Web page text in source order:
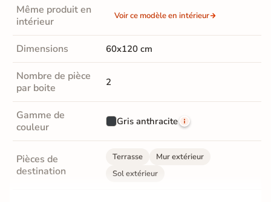
Même produit en
intérieur
Voir ce modèle en intérieur
Dimensions 60x120 cm
Nombre de pièce
par boite
2
Gamme de
couleur
Gris anthracite
Pièces de
destination
Terrasse
Mur extérieur
Sol extérieur